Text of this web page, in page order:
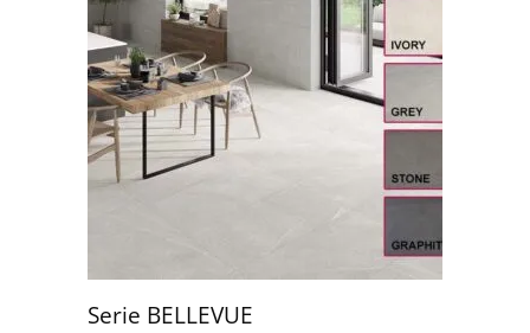
Serie BELLEVUE